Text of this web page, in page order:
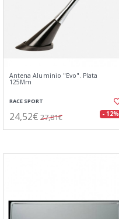
Antena Aluminio "Evo". Plata
125Mm
RACE SPORT
24,52€ 27,81€ - 12%